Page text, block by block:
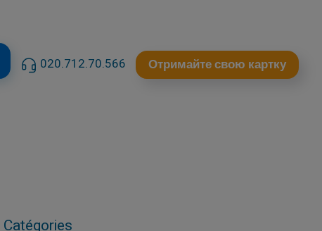
020.712.70.566 Отримайте свою картку
Catégories